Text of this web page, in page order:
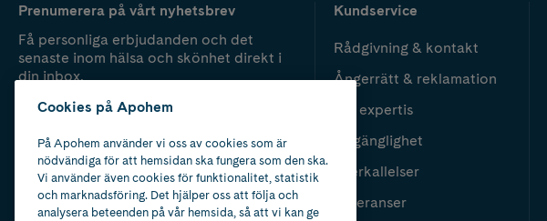
Prenumerera på vårt nyhetsbrev
Få personliga erbjudanden och det
senaste inom hälsa och skönhet direkt i
din inbox.
Kundservice
Rådgivning & kontakt
Ångerrätt & reklamation
Vår expertis
Tillgänglighet
Återkallelser
Leveranser
Cookies på Apohem
På Apohem använder vi oss av cookies som är
nödvändiga för att hemsidan ska fungera som den ska.
Vi använder även cookies för funktionalitet, statistik
och marknadsföring. Det hjälper oss att följa och
analysera beteenden på vår hemsida, så att vi kan ge